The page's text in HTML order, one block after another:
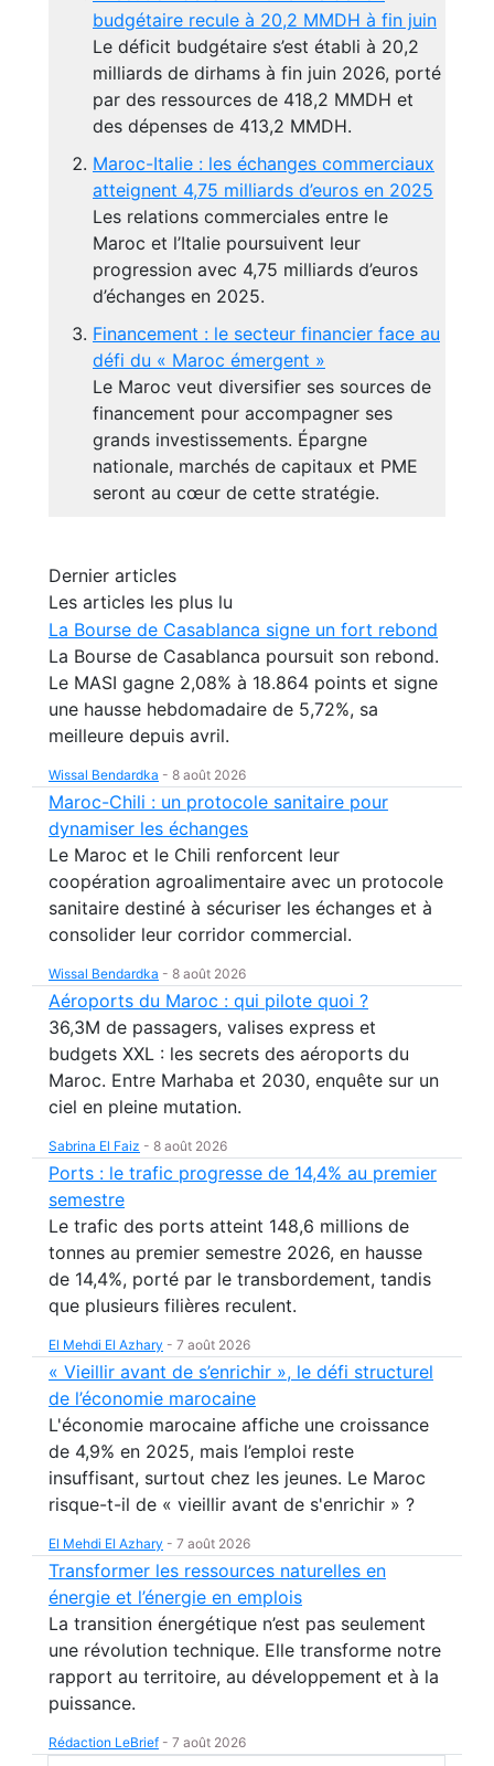
budgétaire recule à 20,2 MMDH à fin juin
Le déficit budgétaire s’est établi à 20,2
milliards de dirhams à fin juin 2026, porté
par des ressources de 418,2 MMDH et
des dépenses de 413,2 MMDH.
Maroc-Italie : les échanges commerciaux
atteignent 4,75 milliards d’euros en 2025
Les relations commerciales entre le
Maroc et l’Italie poursuivent leur
progression avec 4,75 milliards d’euros
d’échanges en 2025.
Financement : le secteur financier face au
défi du « Maroc émergent »
Le Maroc veut diversifier ses sources de
financement pour accompagner ses
grands investissements. Épargne
nationale, marchés de capitaux et PME
seront au cœur de cette stratégie.
Dernier articles
Les articles les plus lu
La Bourse de Casablanca signe un fort rebond
La Bourse de Casablanca poursuit son rebond.
Le MASI gagne 2,08% à 18.864 points et signe
une hausse hebdomadaire de 5,72%, sa
meilleure depuis avril.
Wissal Bendardka - 8 août 2026
Maroc-Chili : un protocole sanitaire pour
dynamiser les échanges
Le Maroc et le Chili renforcent leur
coopération agroalimentaire avec un protocole
sanitaire destiné à sécuriser les échanges et à
consolider leur corridor commercial.
Wissal Bendardka - 8 août 2026
Aéroports du Maroc : qui pilote quoi ?
36,3M de passagers, valises express et
budgets XXL : les secrets des aéroports du
Maroc. Entre Marhaba et 2030, enquête sur un
ciel en pleine mutation.
Sabrina El Faiz - 8 août 2026
Ports : le trafic progresse de 14,4% au premier
semestre
Le trafic des ports atteint 148,6 millions de
tonnes au premier semestre 2026, en hausse
de 14,4%, porté par le transbordement, tandis
que plusieurs filières reculent.
El Mehdi El Azhary - 7 août 2026
« Vieillir avant de s’enrichir », le défi structurel
de l’économie marocaine
L'économie marocaine affiche une croissance
de 4,9% en 2025, mais l’emploi reste
insuffisant, surtout chez les jeunes. Le Maroc
risque-t-il de « vieillir avant de s'enrichir » ?
El Mehdi El Azhary - 7 août 2026
Transformer les ressources naturelles en
énergie et l’énergie en emplois
La transition énergétique n’est pas seulement
une révolution technique. Elle transforme notre
rapport au territoire, au développement et à la
puissance.
Rédaction LeBrief - 7 août 2026